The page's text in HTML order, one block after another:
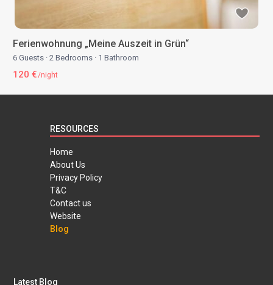
Ferienwohnung „Meine Auszeit in Grün“
6 Guests ·2 Bedrooms ·1 Bathroom
120 €/night
RESOURCES
Home
About Us
Privacy Policy
T&C
Contact us
Website
Blog
Latest Blog